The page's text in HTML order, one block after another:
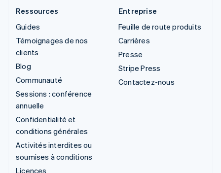
Ressources
Guides
Témoignages de nos
clients
Blog
Communauté
Sessions : conférence
annuelle
Confidentialité et
conditions générales
Activités interdites ou
soumises à conditions
Licences
Entreprise
Feuille de route produits
Carrières
Presse
Stripe Press
Contactez-nous